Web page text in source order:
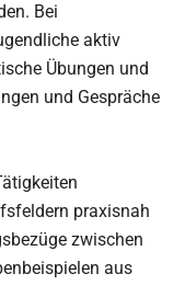
Bei
aktiv
Übungen und
und Gespräche
praxisnah
zwischen
aus